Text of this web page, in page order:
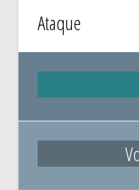
Ataque